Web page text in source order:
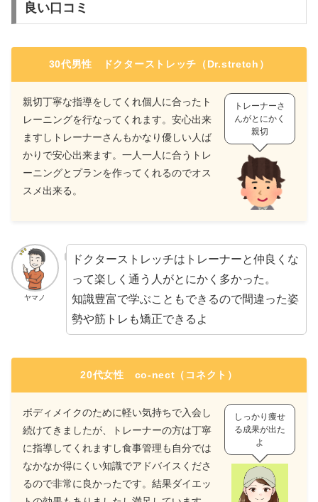
良い口コミ
30代男性 ドクターストレッチ（Dr.stretch）
親切丁寧な指導をしてくれ個人に合ったト
レーニングを行なってくれます。安心出来
ますしトレーナーさんもかなり優しい人ば
かりで安心出来ます。一人一人に合うトレ
ーニングとプランを作ってくれるのでオス
スメ出来る。
トレーナーさ
んがとにかく
親切
ヤマノ
ドクターストレッチはトレーナーと仲良くな
って楽しく通う人がとにかく多かった。
知識豊富で学ぶこともできるので間違った姿
勢や筋トレも矯正できるよ
20代女性 co-nect（コネクト）
ボディメイクのために軽い気持ちで入会し
続けてきましたが、トレーナーの方は丁寧
に指導してくれますし食事管理も自分では
なかなか得にくい知識でアドバイスくださ
るので非常に良かったです。結果ダイエッ
しっかり痩せ
る成果が出た
よ